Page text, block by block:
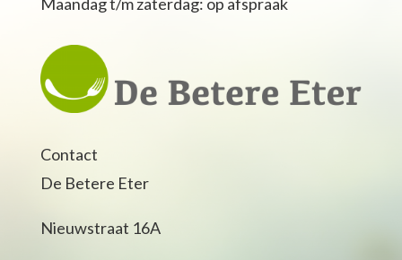
Contact
De Betere Eter
Nieuwstraat 16A